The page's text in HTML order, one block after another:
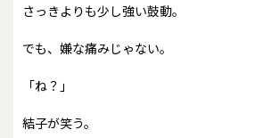
さっきよりも少し強い鼓動。
でも、嫌な痛みじゃない。
「ね？」
結子が笑う。